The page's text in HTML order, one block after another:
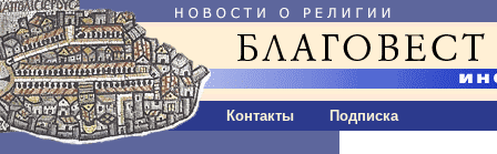
Контакты Подписка